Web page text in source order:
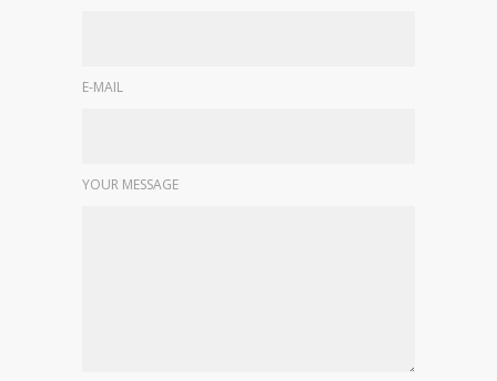
E-MAIL
YOUR MESSAGE